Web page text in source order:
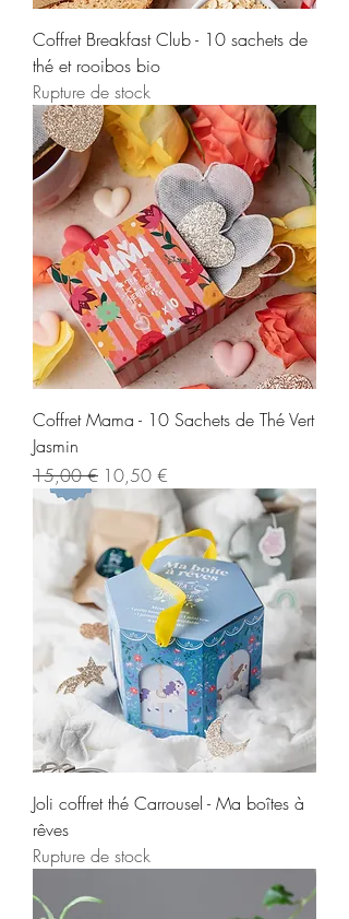
Coffret Breakfast Club - 10 sachets de
thé et rooibos bio
Rupture de stock
Coffret Mama - 10 Sachets de Thé Vert
Jasmin
Prix original
15,00 € Prix promotionnel
10,50 €
Joli coffret thé Carrousel - Ma boîtes à
rêves
Rupture de stock